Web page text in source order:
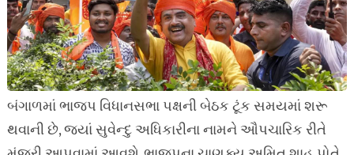
બંગાળમાં ભાજપ વિધાનસભા પક્ષની બેઠક ટૂંક સમયમાં શરૂ
થવાની છે, જ્યાં સુવેન્દુ અધિકારીના નામને ઔપચારિક રીતે